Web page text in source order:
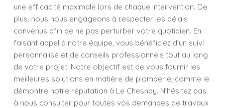
une efficacité maximale lors de chaque intervention. De
plus, nous nous engageons à respecter les délais
convenus afin de ne pas perturber votre quotidien. En
faisant appel à notre équipe, vous bénéficiez d'un suivi
personnalisé et de conseils professionnels tout au long
de votre projet. Notre objectif est de vous fournir les
meilleures solutions en matière de plomberie, comme le
démontre notre réputation à Le Chesnay. N’hésitez pas
à nous consulter pour toutes vos demandes de travaux